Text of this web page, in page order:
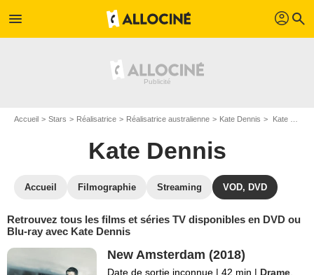
menu profil search
Accueil Stars Réalisatrice Réalisatrice australienne Kate Dennis Kate Dennis : ses Blu-Ray, DVD, VOD, SVOD
Kate Dennis
Accueil Filmographie Streaming VOD, DVD
Retrouvez tous les films et séries TV disponibles en DVD ou
Blu-ray avec Kate Dennis
New Amsterdam (2018)
Date de sortie inconnue | 42 min | Drame